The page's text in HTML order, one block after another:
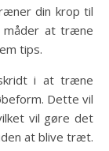
din krop til
måder at træne
tips.
i at træne
Dette vil
vil gøre det
at blive træt.